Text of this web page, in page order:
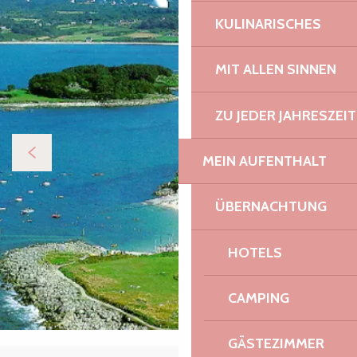
KULINARISCHES
MIT ALLEN SINNEN
ZU JEDER JAHRESZEIT
MEIN AUFENTHALT
ÜBERNACHTUNG
HOTELS
CAMPING
GÄSTEZIMMER